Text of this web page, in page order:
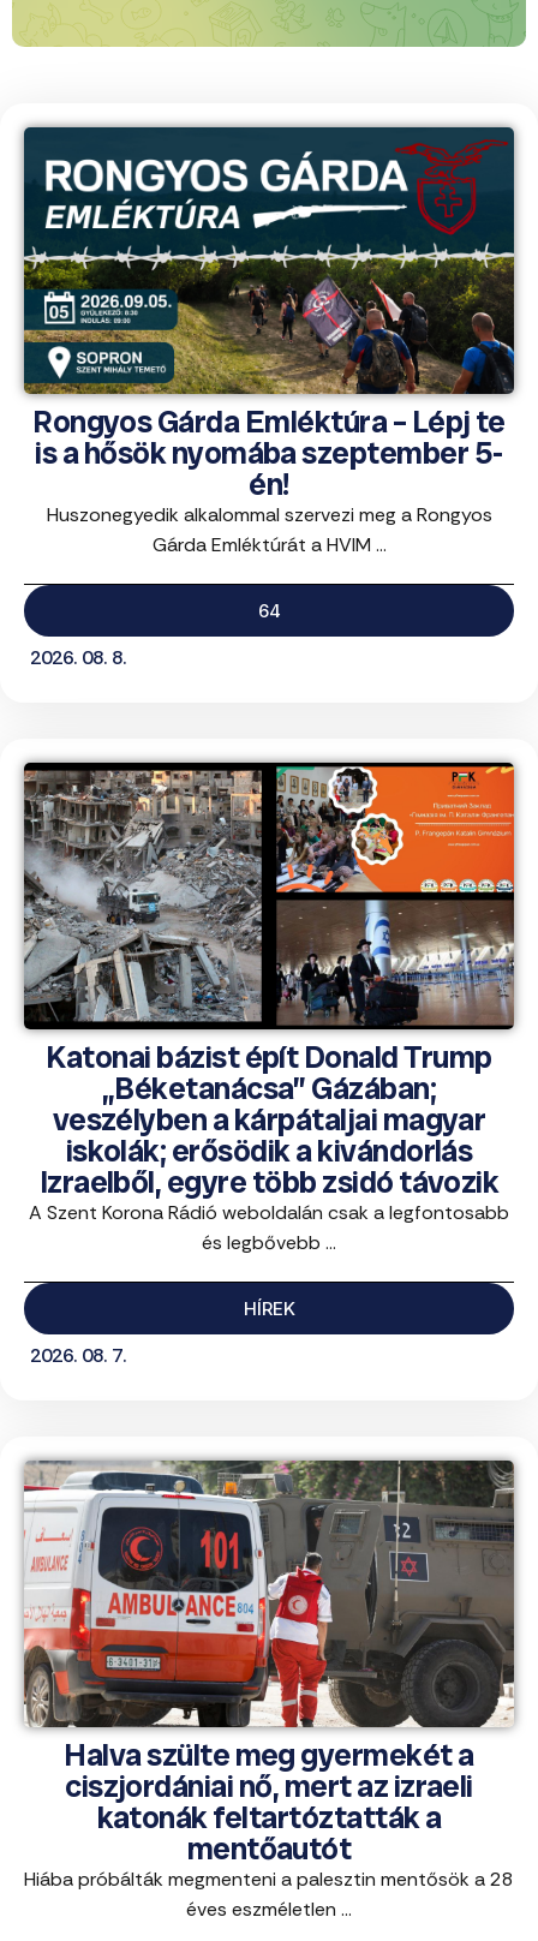
Rongyos Gárda Emléktúra – Lépj te
is a hősök nyomába szeptember 5-
én!
Huszonegyedik alkalommal szervezi meg a Rongyos
Gárda Emléktúrát a HVIM ...
64
2026. 08. 8.
Katonai bázist épít Donald Trump
„Béketanácsa” Gázában;
veszélyben a kárpátaljai magyar
iskolák; erősödik a kivándorlás
Izraelből, egyre több zsidó távozik
A Szent Korona Rádió weboldalán csak a legfontosabb
és legbővebb ...
HÍREK
2026. 08. 7.
Halva szülte meg gyermekét a
ciszjordániai nő, mert az izraeli
katonák feltartóztatták a
mentőautót
Hiába próbálták megmenteni a palesztin mentősök a 28
éves eszméletlen ...